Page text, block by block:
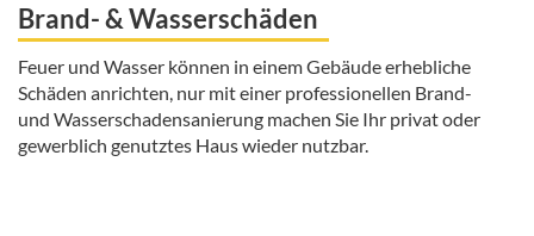
Brand- & Wasserschäden
Feuer und Wasser können in einem Gebäude erhebliche
Schäden anrichten, nur mit einer professionellen Brand-
und Wasserschadensanierung machen Sie Ihr privat oder
gewerblich genutztes Haus wieder nutzbar.